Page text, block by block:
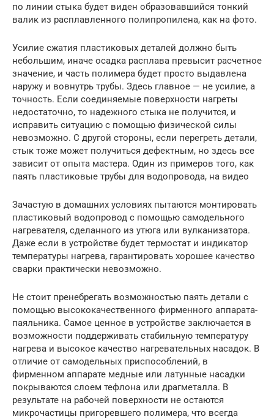
по линии стыка будет виден образовавшийся тонкий
валик из расплавленного полипропилена, как на фото.
Усилие сжатия пластиковых деталей должно быть
небольшим, иначе осадка расплава превысит расчетное
значение, и часть полимера будет просто выдавлена
наружу и вовнутрь трубы. Здесь главное — не усилие, а
точность. Если соединяемые поверхности нагреты
недостаточно, то надежного стыка не получится, и
исправить ситуацию с помощью физической силы
невозможно. С другой стороны, если перегреть детали,
стык тоже может получиться дефектным, но здесь все
зависит от опыта мастера. Один из примеров того, как
паять пластиковые трубы для водопровода, на видео
Зачастую в домашних условиях пытаются монтировать
пластиковый водопровод с помощью самодельного
нагревателя, сделанного из утюга или вулканизатора.
Даже если в устройстве будет термостат и индикатор
температуры нагрева, гарантировать хорошее качество
сварки практически невозможно.
Не стоит пренебрегать возможностью паять детали с
помощью высококачественного фирменного аппарата-
паяльника. Самое ценное в устройстве заключается в
возможности поддерживать стабильную температуру
нагрева и высокое качество нагревательных насадок. В
отличие от самодельных приспособлений, в
фирменном аппарате медные или латунные насадки
покрываются слоем тефлона или драгметалла. В
результате на рабочей поверхности не остаются
микрочастицы пригоревшего полимера, что всегда